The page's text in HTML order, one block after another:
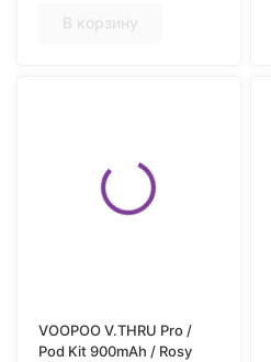
В корзину
VOOPOO V.THRU Pro /
Pod Kit 900mAh / Rosy